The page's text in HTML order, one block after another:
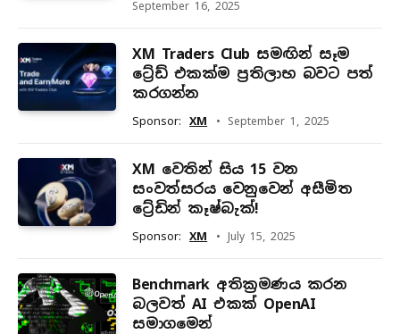
September 16, 2025
XM Traders Club සමඟින් සෑම
ට්‍රේඩ් එකක්ම ප්‍රතිලාභ බවට පත්
කරගන්න
Sponsor: XM September 1, 2025
XM වෙතින් සිය 15 වන
සංවත්සරය වෙනුවෙන් අසීමිත
ට්‍රේඩින් කෑෂ්බැක්!
Sponsor: XM July 15, 2025
Benchmark අතික්‍රමණය කරන
බලවත් AI එකක් OpenAI
සමාගමෙන්